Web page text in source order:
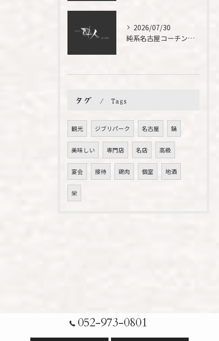
2026/07/30
純系名古屋コーチンを使った極上水炊きの魅力とは
タグ Tags
観光 ジブリパーク 名古屋 鍋
美味しい 専門店 名店 高級
宴会 接待 鶏肉 個室 地酒
栄
052-973-0801